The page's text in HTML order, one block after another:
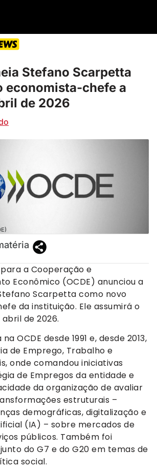
Stefano Scarpetta
economista-chefe a
de 2026
a Cooperação e
Econômico (OCDE) anunciou a
Scarpetta como novo
da instituição. Ele assumirá o
de 2026.
OCDE desde 1991 e, desde 2013,
de Emprego, Trabalho e
onde comandou iniciativas
de Empregos da entidade e
da organização de avaliar
estruturais –
demográficas, digitalização e
(IA) – sobre mercados de
públicos. Também foi
do G7 e do G20 em temas de
social.